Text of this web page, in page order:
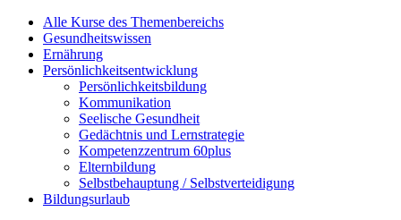
Alle Kurse des Themenbereichs
Gesundheitswissen
Ernährung
Persönlichkeitsentwicklung
Persönlichkeitsbildung
Kommunikation
Seelische Gesundheit
Gedächtnis und Lernstrategie
Kompetenzzentrum 60plus
Elternbildung
Selbstbehauptung / Selbstverteidigung
Bildungsurlaub